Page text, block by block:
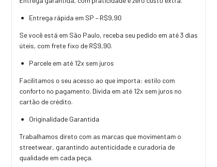
Entrega rápida em SP – R$9,90
Se você está em São Paulo, receba seu pedido em até 3 dias
úteis, com frete fixo de R$9,90.
Parcele em até 12x sem juros
Facilitamos o seu acesso ao que importa: estilo com
conforto no pagamento. Divida em até 12x sem juros no
cartão de crédito.
Originalidade Garantida
Trabalhamos direto com as marcas que movimentam o
streetwear, garantindo autenticidade e curadoria de
qualidade em cada peça.